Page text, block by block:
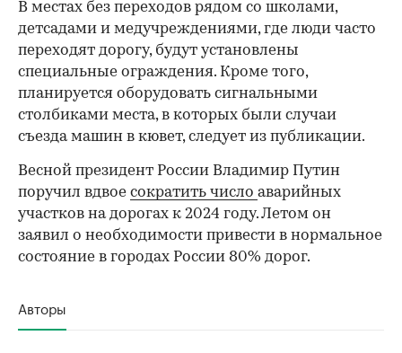
В местах без переходов рядом со школами,
детсадами и медучреждениями, где люди часто
переходят дорогу, будут установлены
специальные ограждения. Кроме того,
планируется оборудовать сигнальными
столбиками места, в которых были случаи
съезда машин в кювет, следует из публикации.
Весной президент России Владимир Путин
поручил вдвое сократить число аварийных
участков на дорогах к 2024 году. Летом он
заявил о необходимости привести в нормальное
состояние в городах России 80% дорог.
Авторы